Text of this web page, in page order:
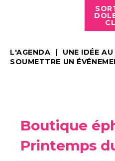
L'AGENDA
UNE IDÉE
SOUMETTRE UN
Boutique
Printemps